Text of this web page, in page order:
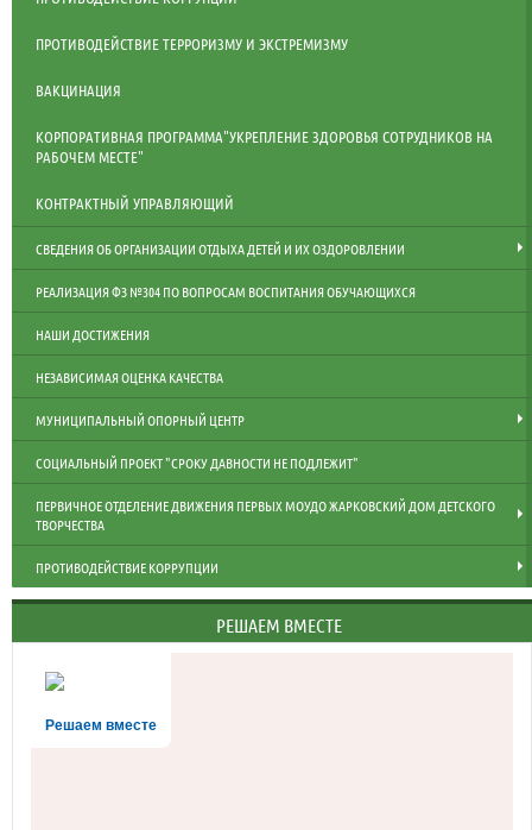
ПРОТИВОДЕЙСТВИЕ ТЕРРОРИЗМУ И ЭКСТРЕМИЗМУ
ВАКЦИНАЦИЯ
КОРПОРАТИВНАЯ ПРОГРАММА"УКРЕПЛЕНИЕ ЗДОРОВЬЯ СОТРУДНИКОВ НА
РАБОЧЕМ МЕСТЕ"
КОНТРАКТНЫЙ УПРАВЛЯЮЩИЙ
СВЕДЕНИЯ ОБ ОРГАНИЗАЦИИ ОТДЫХА ДЕТЕЙ И ИХ ОЗДОРОВЛЕНИИ
РЕАЛИЗАЦИЯ ФЗ №304 ПО ВОПРОСАМ ВОСПИТАНИЯ ОБУЧАЮЩИХСЯ
НАШИ ДОСТИЖЕНИЯ
НЕЗАВИСИМАЯ ОЦЕНКА КАЧЕСТВА
МУНИЦИПАЛЬНЫЙ ОПОРНЫЙ ЦЕНТР
СОЦИАЛЬНЫЙ ПРОЕКТ "СРОКУ ДАВНОСТИ НЕ ПОДЛЕЖИТ"
ПЕРВИЧНОЕ ОТДЕЛЕНИЕ ДВИЖЕНИЯ ПЕРВЫХ МОУДО ЖАРКОВСКИЙ ДОМ ДЕТСКОГО
ТВОРЧЕСТВА
ПРОТИВОДЕЙСТВИЕ КОРРУПЦИИ
РЕШАЕМ ВМЕСТЕ
Решаем вместе